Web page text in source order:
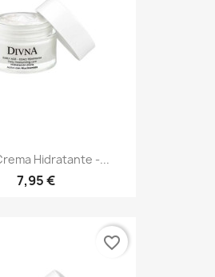
Hidratante -...
7,95 €
favorite_border